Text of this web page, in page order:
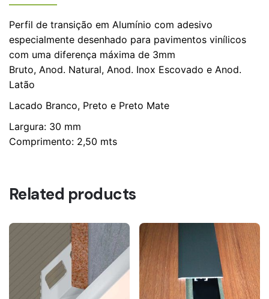
Perfil de transição em Alumínio com adesivo
especialmente desenhado para pavimentos vinílicos
com uma diferença máxima de 3mm
Bruto, Anod. Natural, Anod. Inox Escovado e Anod.
Latão
Lacado Branco, Preto e Preto Mate
Largura: 30 mm
Comprimento: 2,50 mts
Related products